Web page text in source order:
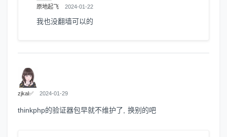
原地起飞 2024-01-22
我也没翻墙可以的
zjkal✅ 2024-01-29
thinkphp的验证器包早就不维护了, 换别的吧